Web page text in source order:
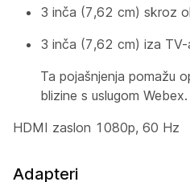
3 inča (7,62 cm) skroz
3 inča (7,62 cm) iza TV-
Ta pojašnjenja pomažu
blizine s uslugom Webex.
HDMI zaslon 1080p, 60 Hz
Adapteri